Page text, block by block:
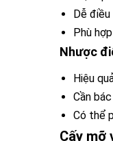
Dễ
Phù
Nhược
Hiệu
Cần
Có thể
Cấy mỡ